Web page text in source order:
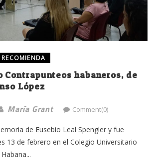
Contrapunteos habaneros, de
López
María Grant Comment(0)
de Eusebio Leal Spengler y fue
13 de febrero en el Colegio Universitario